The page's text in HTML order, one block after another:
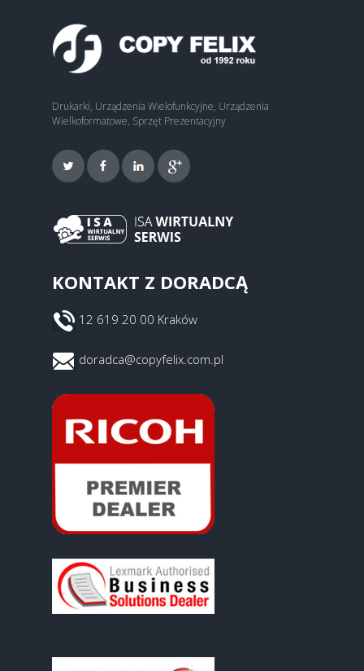
Drukarki, Urządzenia Wielofunkcyjne, Urządzenia
Wielkoformatowe, Sprzęt Prezentacyjny
KONTAKT Z DORADCĄ
12 619 20 00 Kraków
doradca@copyfelix.com.pl